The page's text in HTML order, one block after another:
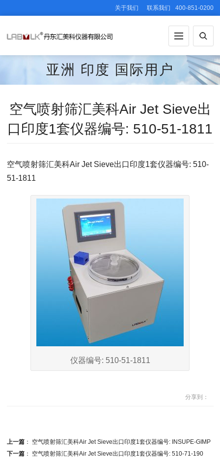
关于我们 联系我们 400-851-0200
亚洲 印度 国际用户
空气喷射筛汇美科Air Jet Sieve出
口印度1套仪器编号: 510-51-1811
空气喷射筛汇美科Air Jet Sieve出口印度1套仪器编号: 510-
51-1811
仪器编号: 510-51-1811
分享到：
上一篇：
空气喷射筛汇美科Air Jet Sieve出口印度1套仪器编号: INSUPE-GIMP
下一篇： 空气喷射筛汇美科Air Jet Sieve出口印度1套仪器编号: 510-71-190